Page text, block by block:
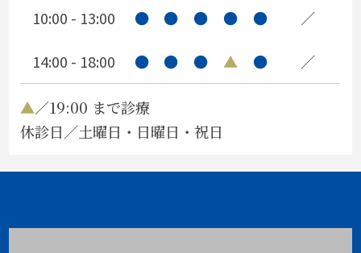
人間も…
同窓会
父の誕生日
口腔外科納会
2014年
10:00 - 13:00 ● ● ● ● ● ／
14:00 - 18:00 ● ● ● ▲ ● ／
▲／19:00 まで診療
休診日／土曜日・日曜日・祝日